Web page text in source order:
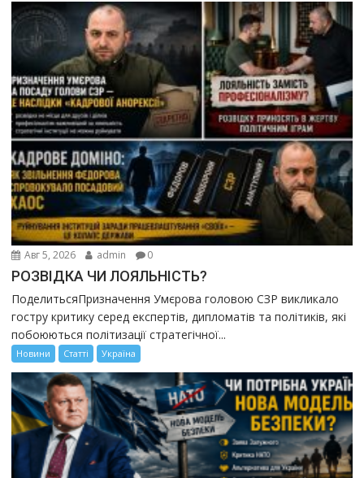
Авг 5, 2026 admin 0
РОЗВІДКА ЧИ ЛОЯЛЬНІСТЬ?
ПоделитьсяПризначення Умєрова головою СЗР викликало
гостру критику серед експертів, дипломатів та політиків, які
побоюються політизації стратегічної...
Новини Статті Україна